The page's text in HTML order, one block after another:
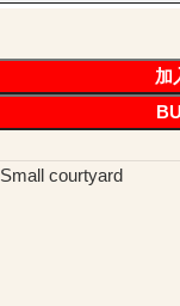
加
Small courtyard